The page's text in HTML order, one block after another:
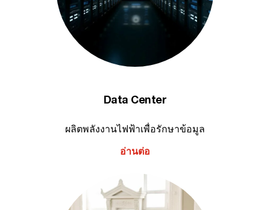
Data Center
ผลิตพลังงานไฟฟ้าเพื่อรักษาข้อมูล
อ่านต่อ